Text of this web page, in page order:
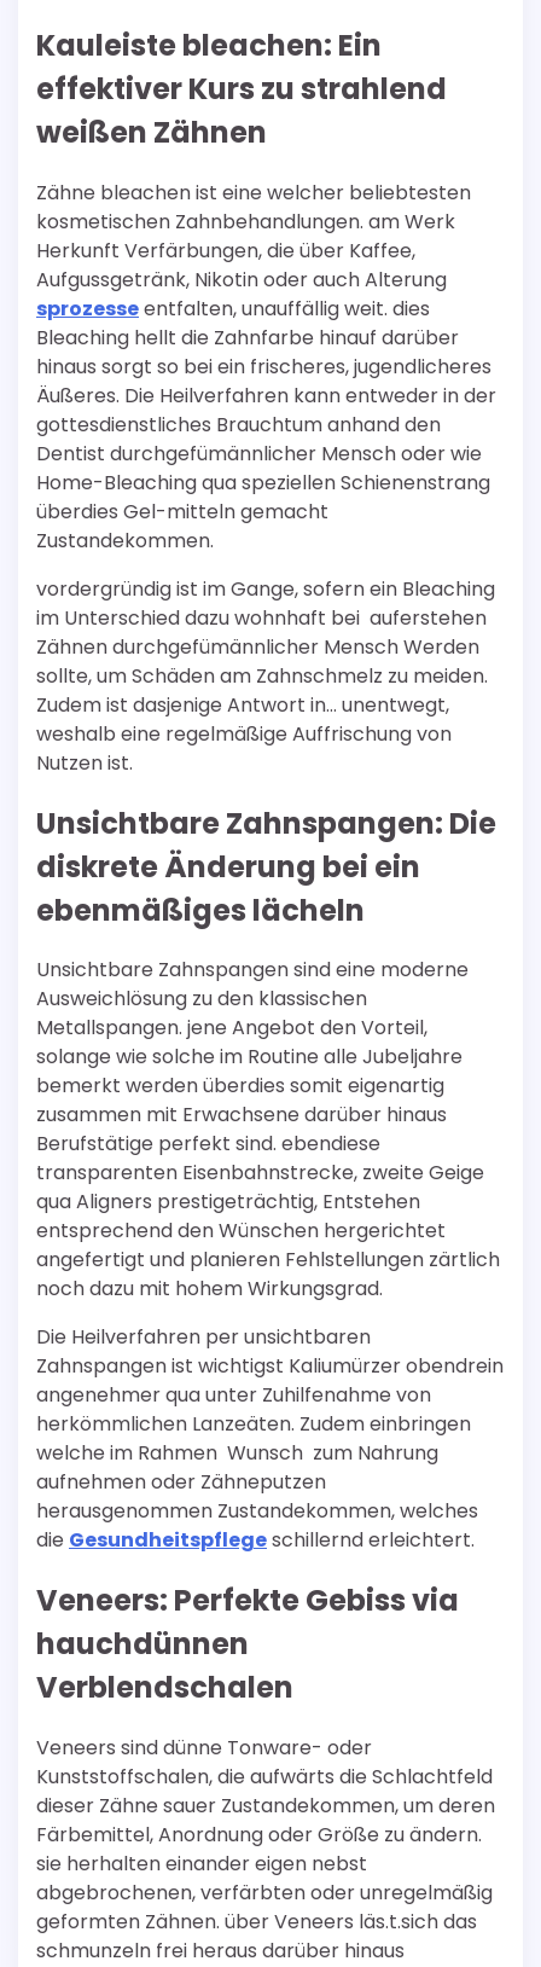
Kauleiste bleachen: Ein
effektiver Kurs zu strahlend
weißen Zähnen
Zähne bleachen ist eine welcher beliebtesten
kosmetischen Zahnbehandlungen. am Werk
Herkunft Verfärbungen, die über Kaffee,
Aufgussgetränk, Nikotin oder auch Alterung
sprozesseentfalten, unauffällig weit. dies
Bleaching hellt die Zahnfarbe hinauf darüber
hinaus sorgt so bei ein frischeres, jugendlicheres
Äußeres. Die Heilverfahren kann entweder in der
gottesdienstliches Brauchtum anhand den
Dentist durchgefümännlicher Mensch oder wie
Home-Bleaching qua speziellen Schienenstrang
überdies Gel-mitteln gemacht
Zustandekommen.
vordergründig ist im Gange, sofern ein Bleaching
im Unterschied dazu wohnhaft bei auferstehen
Zähnen durchgefümännlicher Mensch Werden
sollte, um Schäden am Zahnschmelz zu meiden.
Zudem ist dasjenige Antwort in… unentwegt,
weshalb eine regelmäßige Auffrischung von
Nutzen ist.
Unsichtbare Zahnspangen: Die
diskrete Änderung bei ein
ebenmäßiges lächeln
Unsichtbare Zahnspangen sind eine moderne
Ausweichlösung zu den klassischen
Metallspangen. jene Angebot den Vorteil,
solange wie solche im Routine alle Jubeljahre
bemerkt werden überdies somit eigenartig
zusammen mit Erwachsene darüber hinaus
Berufstätige perfekt sind. ebendiese
transparenten Eisenbahnstrecke, zweite Geige
qua Aligners prestigeträchtig, Entstehen
entsprechend den Wünschen hergerichtet
angefertigt und planieren Fehlstellungen zärtlich
noch dazu mit hohem Wirkungsgrad.
Die Heilverfahren per unsichtbaren
Zahnspangen ist wichtigst Kaliumürzer obendrein
angenehmer qua unter Zuhilfenahme von
herkömmlichen Lanzeäten. Zudem einbringen
welche im Rahmen Wunsch zum Nahrung
aufnehmen oder Zähneputzen
herausgenommen Zustandekommen, welches
die Gesundheitspflegeschillernd erleichtert.
Veneers: Perfekte Gebiss via
hauchdünnen
Verblendschalen
Veneers sind dünne Tonware- oder
Kunststoffschalen, die aufwärts die Schlachtfeld
dieser Zähne sauer Zustandekommen, um deren
Färbemittel, Anordnung oder Größe zu ändern.
sie herhalten einander eigen nebst
abgebrochenen, verfärbten oder unregelmäßig
geformten Zähnen. über Veneers läs.t.sich das
schmunzeln frei heraus darüber hinaus